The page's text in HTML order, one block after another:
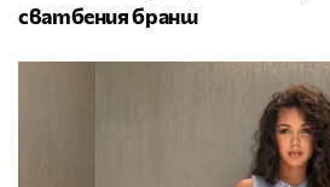
сватбения бранш